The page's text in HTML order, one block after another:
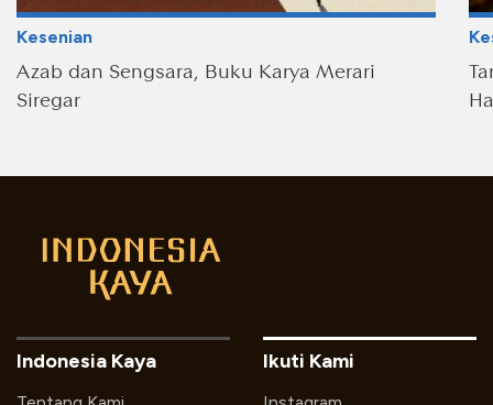
Kesenian
Azab dan Sengsara, Buku Karya Merari
Siregar
Indonesia Kaya Ikuti Kami